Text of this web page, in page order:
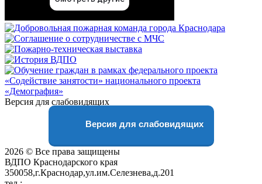
Версия для слабовидящих
Версия для слабовидящих
2026 © Все права защищены
ВДПО Краснодарского края
350058,г.Краснодар,ул.им.Селезнева,д.201